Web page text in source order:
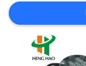
LES
CAS
PLAN